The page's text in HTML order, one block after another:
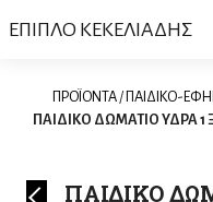
ΕΠΙΠΛΟ ΚΕΚΕΛΙΑΔΗΣ
ΠΡΟΪΟΝΤΑ / ΠΑΙΔΙΚΟ-
ΠΑΙΔΙΚΟ ΔΩΜΑΤΙΟ ΥΔΡΑ
ΠΑΙΔΙΚΟ